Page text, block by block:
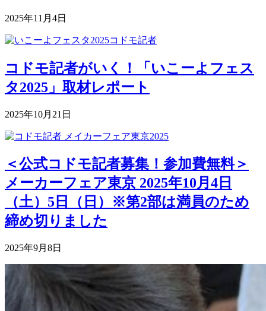
2025年11月4日
コドモ記者がいく！「いこーよフェス
タ2025」取材レポート
2025年10月21日
＜公式コドモ記者募集！参加費無料＞
メーカーフェア東京 2025年10月4日
（土）5日（日）※第2部は満員のため
締め切りました
2025年9月8日